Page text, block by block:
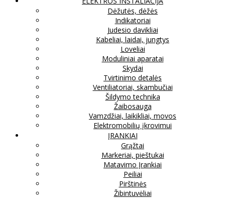
Dėžutės, dėžės
Indikatoriai
Judesio davikliai
Kabeliai, laidai, jungtys
Loveliai
Moduliniai aparatai
Skydai
Tvirtinimo detalės
Ventiliatoriai, skambučiai
Šildymo technika
Žaibosauga
Vamzdžiai, laikikliai, movos
Elektromobilių įkrovimui
ĮRANKIAI
Grąžtai
Markeriai, pieštukai
Matavimo Įrankiai
Peiliai
Pirštinės
Žibintuvėliai